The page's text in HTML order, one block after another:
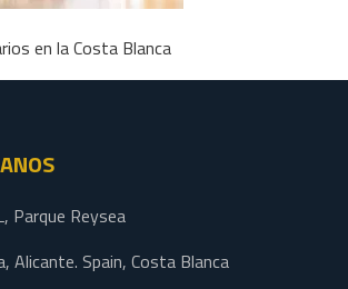
en la Costa Blanca
Parque Reysea
Alicante. Spain, Costa Blanca